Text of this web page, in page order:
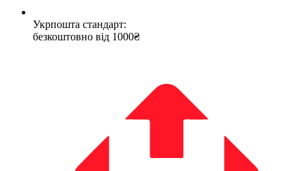
Укрпошта стандарт:
безкоштовно від 1000₴